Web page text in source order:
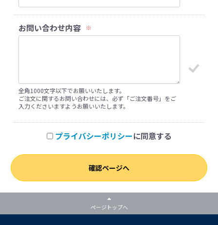
お問い合わせ内容 ※
全角1000文字以下でお願いいたします。
ご注文に関するお問い合わせには、必ず「ご注文番号」をご
入力くださいますようお願いいたします。
プライバシーポリシーに同意する
確認ページへ
ページトップへ